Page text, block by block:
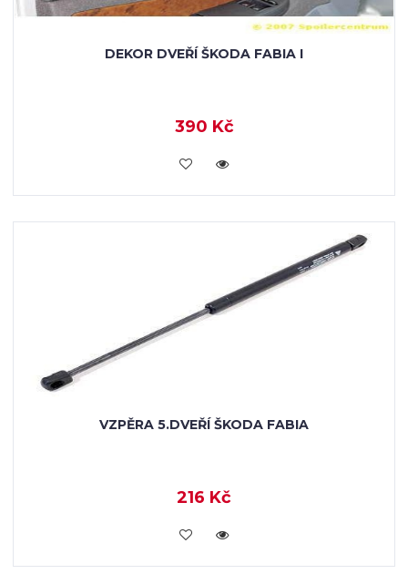
DEKOR DVEŘÍ ŠKODA FABIA I
390 Kč
KOUPIT
VZPĚRA 5.DVEŘÍ ŠKODA FABIA
216 Kč
KOUPIT